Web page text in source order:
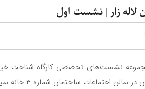
زار | نشست اول
نشست‌های تخصصی کارگاه شناخت خیابان
احتماعات ساختمان شماره ۳ خانه سینما برگزار شد.